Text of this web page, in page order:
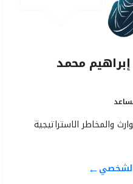
محمد
والمخاطر الاستراتيجية
←